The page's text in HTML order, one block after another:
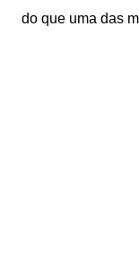
do que uma das